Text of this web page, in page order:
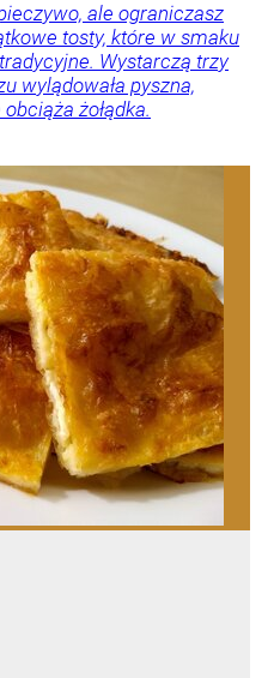
ale ograniczasz
tosty, które w smaku
Wystarczą trzy
wylądowała pyszna,
żołądka.